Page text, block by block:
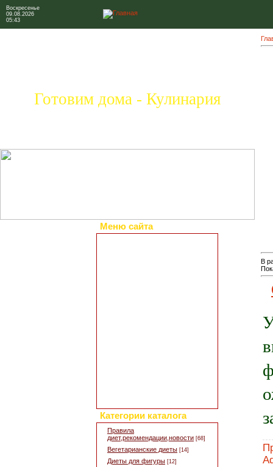
Воскресенье
09.08.2026
05:43
Готовим дома - Кулинария
Меню сайта
Категории каталога
Правила
диет,рекомендации,новости [68]
Вегетарианские диеты [14]
Диеты для фигуры [12]
В